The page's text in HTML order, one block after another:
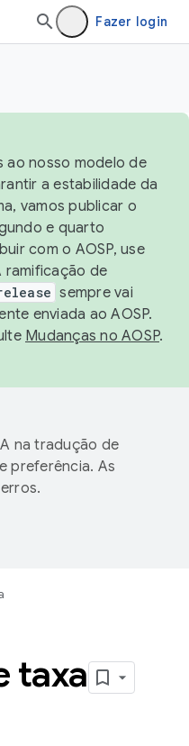
Fazer login
ao nosso modelo de
a estabilidade da
vamos publicar o
e quarto
com o AOSP, use
ramificação de
sempre vai
enviada ao AOSP.
Mudanças no AOSP.
na tradução de
preferência. As
taxa